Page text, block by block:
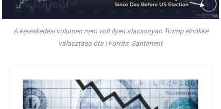
A kereskedési volumen nem volt ilyen alacsonyan Trump elnökké
választása óta | Forrás: Santiment